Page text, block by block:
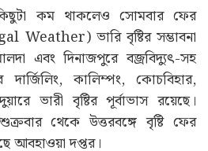
কিছুটা কম থাকলেও সোমবার ফের
Weather) ভারি বৃষ্টির সম্ভাবনা
এবং দিনাজপুরে বজ্রবিদ্যুৎ-সহ
দার্জিলিং, কালিম্পং, কোচবিহার,
ভারী বৃষ্টির পূর্বাভাস রয়েছে।
থেকে উত্তরবঙ্গে বৃষ্টি ফের
আবহাওয়া দপ্তর।